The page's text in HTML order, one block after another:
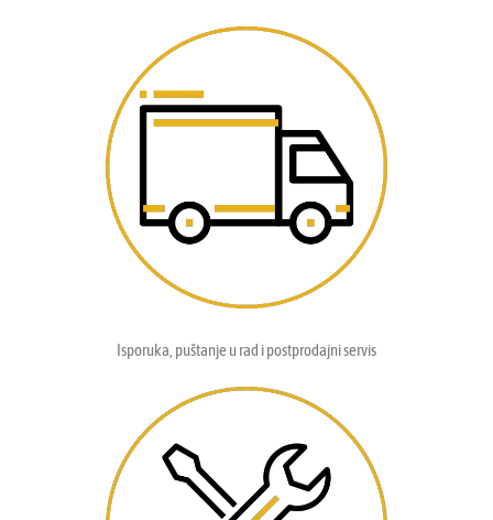
Isporuka, puštanje u rad i postprodajni servis